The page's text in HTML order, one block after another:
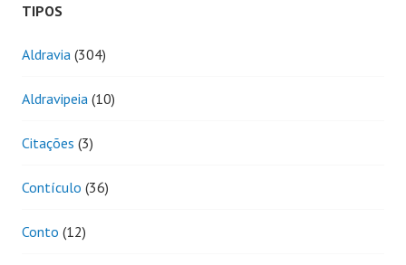
TIPOS
Aldravia (304)
Aldravipeia (10)
Citações (3)
Contículo (36)
Conto (12)